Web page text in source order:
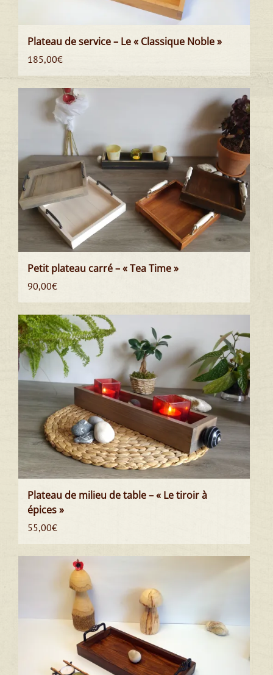
Plateau de service – Le « Classique Noble »
185,00€
Petit plateau carré – « Tea Time »
90,00€
Plateau de milieu de table – « Le tiroir à
épices »
55,00€